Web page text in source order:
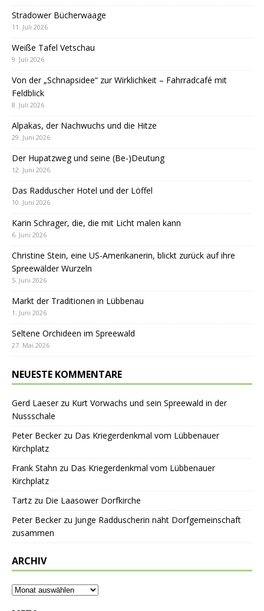
Stradower Bücherwaage
11. Juli 2026
Weiße Tafel Vetschau
9. Juli 2026
Von der „Schnapsidee“ zur Wirklichkeit – Fahrradcafé mit
Feldblick
8. Juli 2026
Alpakas, der Nachwuchs und die Hitze
29. Juni 2026
Der Hupatzweg und seine (Be-)Deutung
12. Juni 2026
Das Radduscher Hotel und der Löffel
10. Juni 2026
Karin Schrager, die, die mit Licht malen kann
6. Juni 2026
Christine Stein, eine US-Amerikanerin, blickt zurück auf ihre
Spreewälder Wurzeln
5. Juni 2026
Markt der Traditionen in Lübbenau
1. Juni 2026
Seltene Orchideen im Spreewald
27. Mai 2026
NEUESTE KOMMENTARE
Gerd Laeserzu Kurt Vorwachs und sein Spreewald in der
Nussschale
Peter Beckerzu Das Kriegerdenkmal vom Lübbenauer
Kirchplatz
Frank Stahn zu Das Kriegerdenkmal vom Lübbenauer
Kirchplatz
Tartz zu Die Laasower Dorfkirche
Peter Beckerzu Junge Radduscherin näht Dorfgemeinschaft
zusammen
ARCHIV